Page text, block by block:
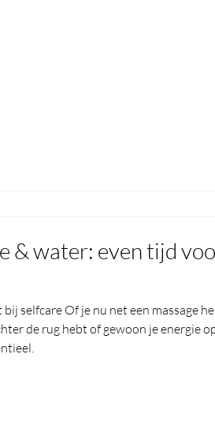
& water: even tijd
selfcare Of je nu net een massage
de rug hebt of gewoon je energie